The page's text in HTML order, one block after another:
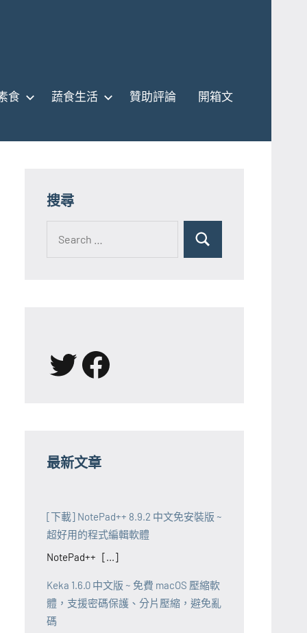
食 蔬食生活 贊助評論 開箱文
搜尋
for:
Search
X Facebook
最新文章
[下載] NotePad++ 8.9.2 中文免安裝版 ~
超好用的程式編輯軟體
NotePad++ [...]
Keka 1.6.0 中文版 ~ 免費 macOS 壓縮軟
體，支援密碼保護、分片壓縮，避免亂
碼